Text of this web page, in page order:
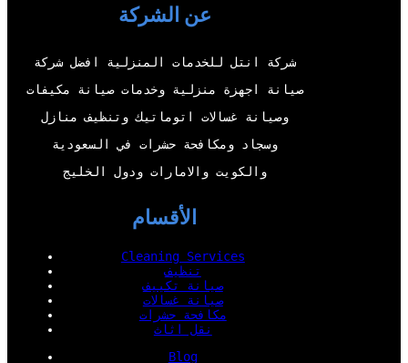
r e o
k
d
I
n
عن الشركة
شركة انتل للخدمات المنزلية افضل شركة
صيانة اجهزة منزلية وخدمات صيانة مكيفات
وصيانة غسالات اتوماتيك وتنظيف منازل
وسجاد ومكافحة حشرات في السعودية
والكويت والامارات ودول الخليج
الأقسام
Cleaning Services
تنظيف
صيانة تكييف
صيانة غسالات
مكافحة حشرات
نقل اثاث
Blog